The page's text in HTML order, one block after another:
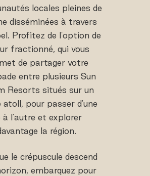
locales pleines de
disséminées à travers
Profitez de l'option de
fractionné, qui vous
de partager votre
entre plusieurs Sun
Resorts situés sur un
atoll, pour passer d'une
à l'autre et explorer
la région.
le crépuscule descend
embarquez pour